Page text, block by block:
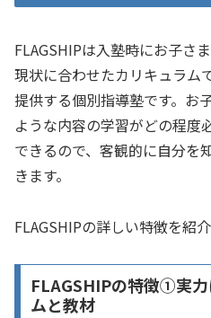
FLAGSHIPは入塾時にお子さ
現状に合わせたカリキュラム
提供する個別指導塾です。お
ような内容の学習がどの程度
できるので、客観的に自分を
きます。
FLAGSHIPの詳しい特徴を紹介
FLAGSHIPの特徴①実
ムと教材